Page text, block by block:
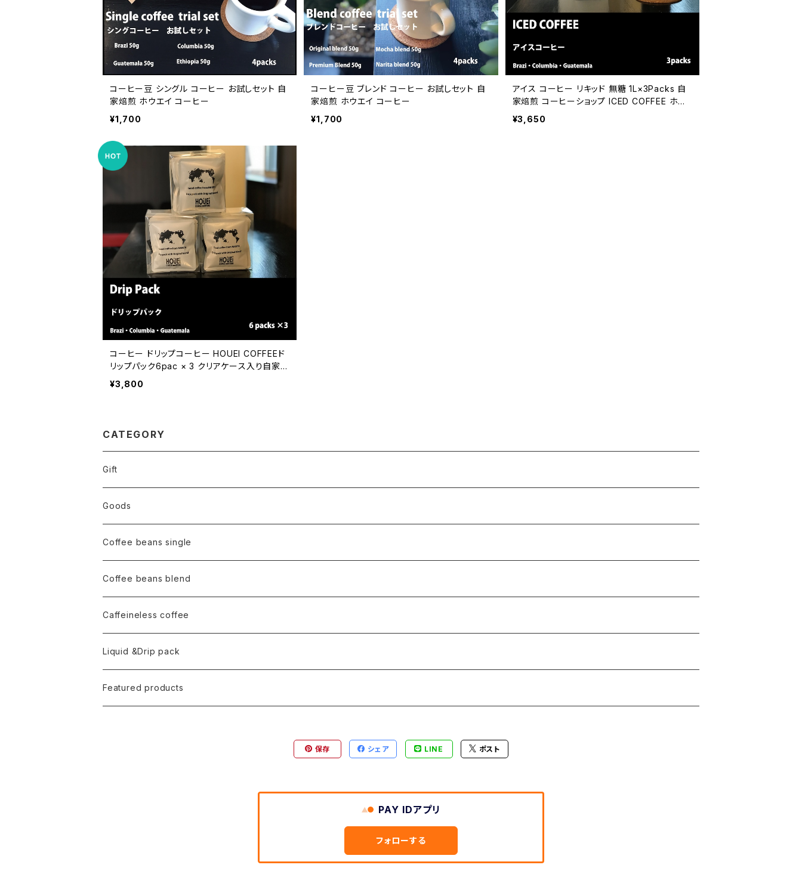
コーヒー豆 シングル コーヒー お試しセット 自
家焙煎 ホウエイ コーヒー
¥1,700
コーヒー豆 ブレンド コーヒー お試しセット 自
家焙煎 ホウエイ コーヒー
¥1,700
アイス コーヒー リキッド 無糖 1L×3Packs 自
家焙煎 コーヒーショップ ICED COFFEE ホウ
エイ コーヒー
¥3,650
コーヒー ドリップコーヒー HOUEI COFFEEド
リップパック6pac × 3 クリアケース入り自家焙
煎 コーヒー豆 1pac 12g
¥3,800
CATEGORY
Gift
Goods
Coffee beans single
Coffee beans blend
Caffeineless coffee
Liquid &Drip pack
Featured products
保存 シェア LINE ポスト
PAY IDアプリ
フォローする